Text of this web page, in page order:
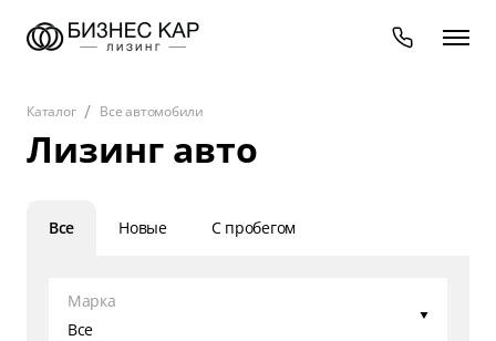
Каталог Все автомобили
Лизинг авто
Все Новые С пробегом
Марка
Все